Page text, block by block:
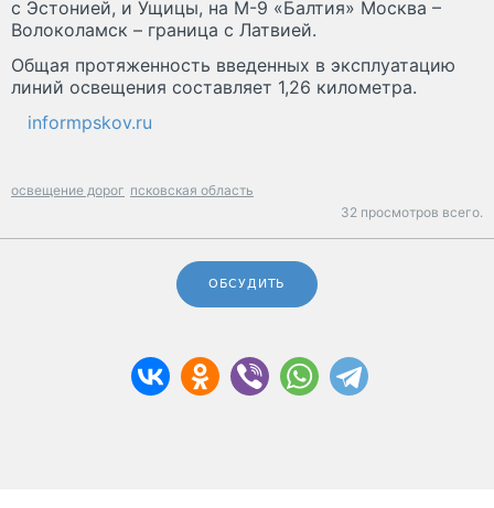
с Эстонией, и Ущицы, на М-9 «Балтия» Москва –
Волоколамск – граница с Латвией.
Общая протяженность введенных в эксплуатацию
линий освещения составляет 1,26 километра.
informpskov.ru
освещение дорог псковская область
32 просмотров всего.
ОБСУДИТЬ